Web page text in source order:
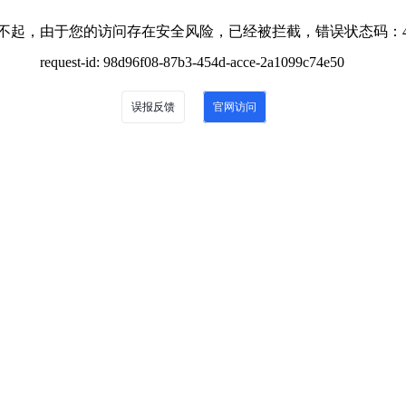
起，由于您的访问存在安全风险，已经被拦截，错误状态码：
request-id: 98d96f08-87b3-454d-acce-2a1099c74e50
误报反馈 官网访问